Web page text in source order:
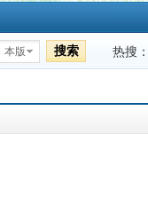
本版 搜索 热搜：